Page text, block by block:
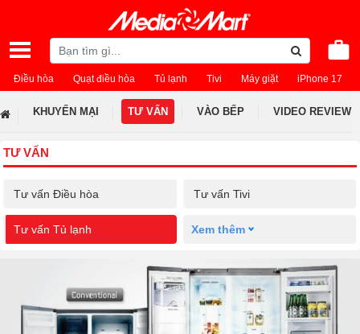
Điều hòa Quạt điều hòa Tủ lạnh Tivi Máy giặt iPhone 17
KHUYẾN MẠI TƯ VẤN VÀO BẾP VIDEO REVIEW
TƯ VẤN
Tư vấn Điều hòa Tư vấn Tivi
Tư vấn Tủ lạnh Xem thêm